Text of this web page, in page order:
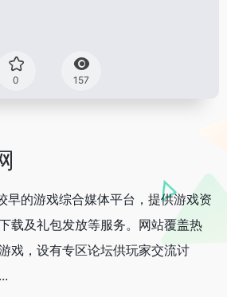
0 157
早的游戏综合媒体平台，提供游戏资
载及礼包发放等服务。网站覆盖热
戏，设有专区论坛供玩家交流讨